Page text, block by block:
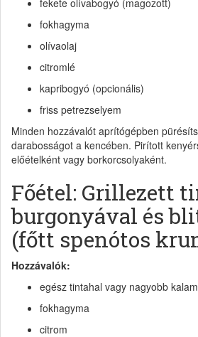
fokhagyma
olívaolaj
citromlé
kapribogyó (opcionális)
friss petrezselyem
Minden hozzávalót aprítógépben
darabosságot a kencében. Pirított
előételként vagy borkorcsolyaként.
Főétel: Grillezett
burgonyával és
(főtt spenótos
Hozzávalók:
egész tintahal vagy nagyobb
fokhagyma
citrom